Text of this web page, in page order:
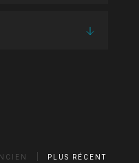
PLUS RÉCENT